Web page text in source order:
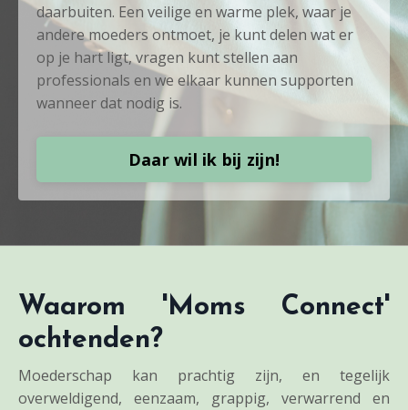
daarbuiten. Een veilige en warme plek, waar je
andere moeders ontmoet, je kunt delen wat er
op je hart ligt, vragen kunt stellen aan
professionals en we elkaar kunnen supporten
wanneer dat nodig is.
Daar wil ik bij zijn!
Waarom 'Moms Connect'
ochtenden?
Moederschap kan prachtig zijn, en tegelijk
overweldigend, eenzaam, grappig, verwarrend en